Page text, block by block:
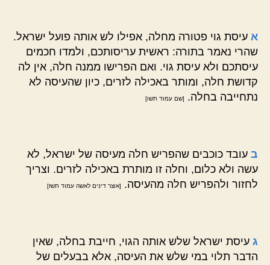
א עיסת גוי פטורה מחלה, אפילו לש אותה פועל ישראל.
שהרי נאמר בתורה: ראשית עריסותכם, ולמדו חכמים
עיסתכם ולא עיסת גוי. ואם הפרישו ממנה חלה, אין לה
קדושת חלה, ומותר באכילה לזרים, כיון שהעיסה לא
נתחייבה בחלה.
[שם עמוד תשו]
ב עובד כוכבים שהפריש חלה מעיסה של ישראל, לא
עשה ולא כלום, וחלה זו מותרת באכילה לזרים. וצריך
לחזור ולהפריש חלה מהעיסה.
[אוצר דינים לאשה עמוד תשז]
ג עיסת ישראל שלש אותה הגוי, חייבת בחלה, שאין
הדבר תלוי במי שלש את העיסה, אלא בבעלים של